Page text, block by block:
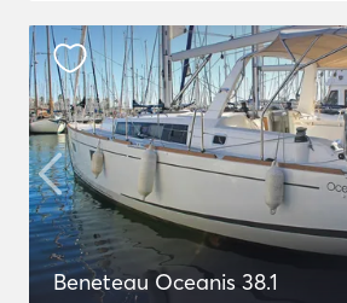
Beneteau Oceanis 38.1